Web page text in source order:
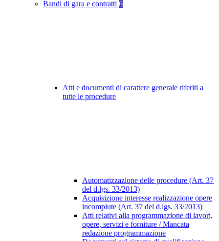
Bandi di gara e contratti 6
Atti e documenti di carattere generale riferiti a
tutte le procedure
Automatizzazione delle procedure (Art. 37
del d.lgs. 33/2013)
Acquisizione interesse realizzazione opere
incompiute (Art. 37 del d.lgs. 33/2013)
Atti relativi alla programmazione di lavori,
opere, servizi e forniture / Mancata
redazione programmazione